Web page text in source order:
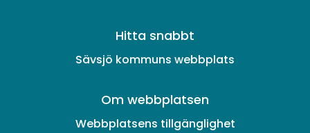
Hitta snabbt
Sävsjö kommuns webbplats
Om webbplatsen
Webbplatsens tillgänglighet